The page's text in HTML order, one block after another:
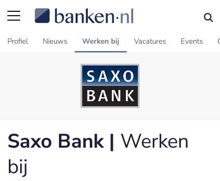
Profiel Nieuws Werken bij Vacatures Events
Saxo Bank | Werken
bij